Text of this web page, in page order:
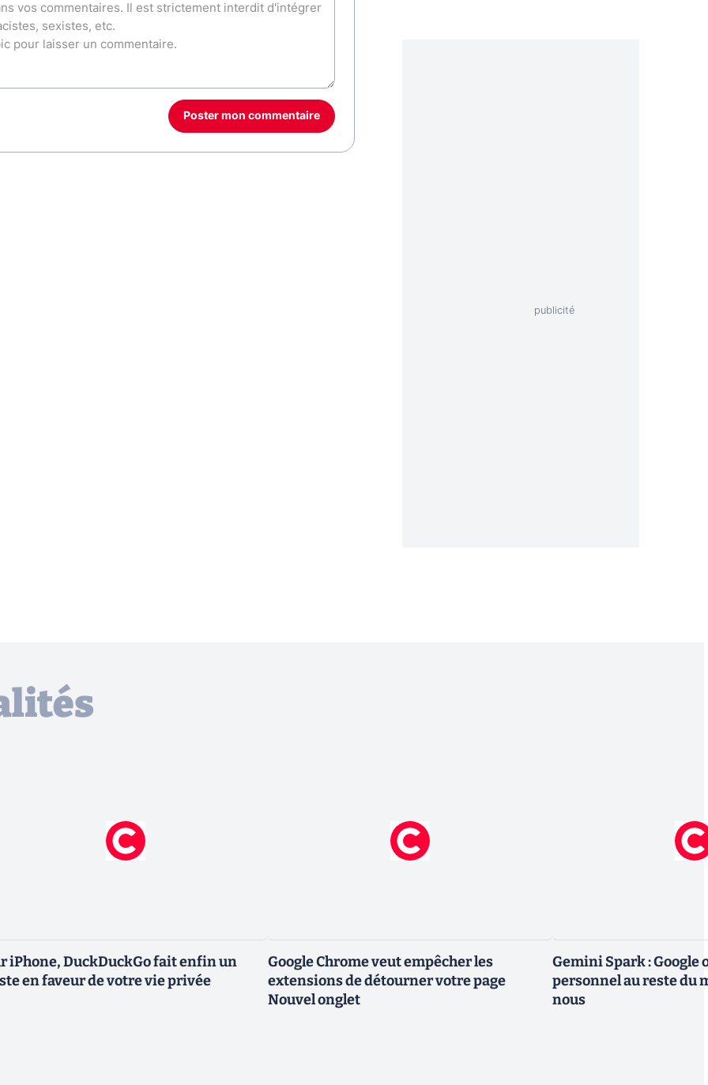
Poster mon commentaire
iPhone, DuckDuckGo fait enfin un
en faveur de votre vie privée
Google Chrome veut empêcher les
extensions de détourner votre page
Nouvel onglet
Gemini Spark : Google
personnel au reste du
nous